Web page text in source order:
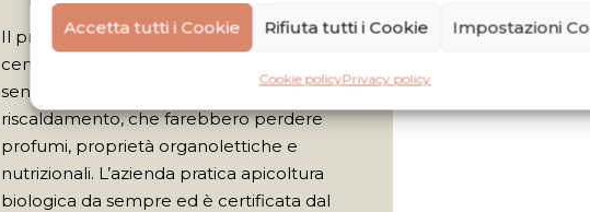
Accetta tutti i Cookie Rifiuta tutti i Cookie Impostazioni
Cookie policyPrivacy policy
Il prodotto viene estratto per
centrifugazione, filtrato e fatto decantare,
senza subire nessuna trasformazione o
riscaldamento, che farebbero perdere
profumi, proprietà organolettiche e
nutrizionali. L’azienda pratica apicoltura
biologica da sempre ed è certificata dal